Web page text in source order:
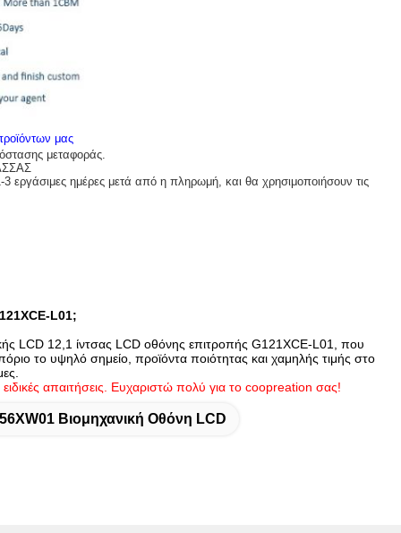
μας
μεταφοράς.
εργάσιμες ημέρες μετά από η πληρωμή, και θα χρησιμοποιήσουν τις
L01;
LCD 12,1 ίντσας LCD οθόνης επιτροπής G121XCE-L01, που
το υψηλό σημείο, προϊόντα ποιότητας και χαμηλής τιμής στο
απαιτήσεις. Ευχαριστώ πολύ για το coopreation σας!
Βιομηχανική Οθόνη LCD